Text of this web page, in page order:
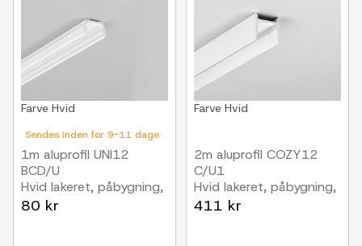
Sendes inden for 9-11 dage
Farve Hvid
1m aluprofil UNI12
BCD/U
Hvid lakeret, påbygning,
LED skinne
80 kr
Farve Hvid
2m aluprofil COZY12
C/U1
Hvid lakeret, påbygning,
LED skinne
411 kr